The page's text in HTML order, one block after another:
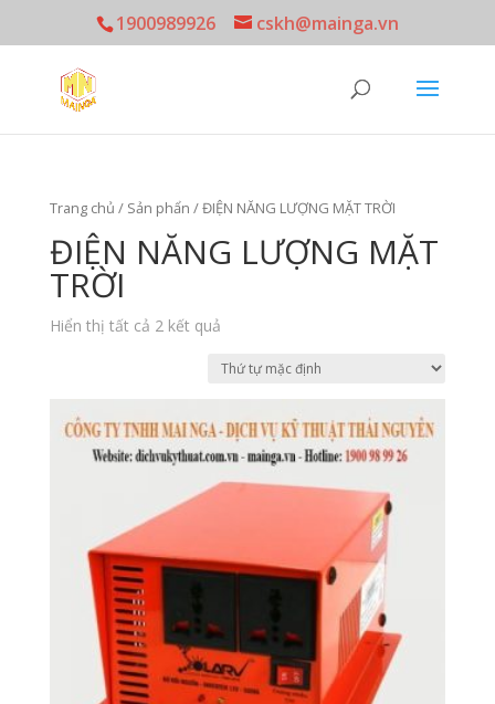
1900989926 cskh@mainga.vn
Trang chủ / Sản phẩn / ĐIỆN NĂNG LƯỢNG MẶT TRỜI
ĐIỆN NĂNG LƯỢNG MẶT
TRỜI
Hiển thị tất cả 2 kết quả